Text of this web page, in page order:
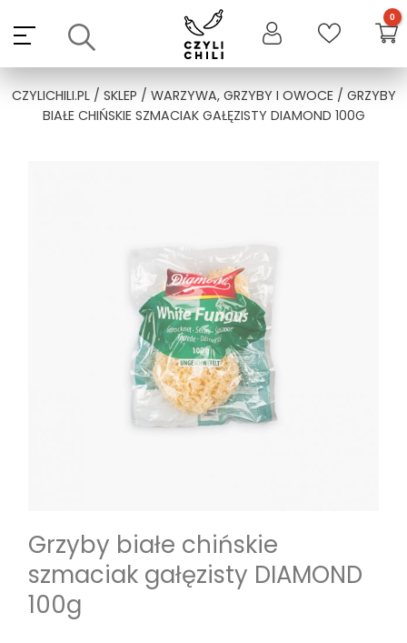
content
CZYLICHILI.PL/ SKLEP / WARZYWA, GRZYBY I OWOCE/ GRZYBY
BIAŁE CHIŃSKIE SZMACIAK GAŁĘZISTY DIAMOND 100G
Grzyby białe chińskie
szmaciak gałęzisty DIAMOND
100g